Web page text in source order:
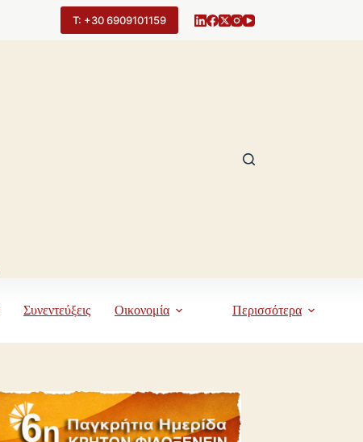
Τ: +30 6909101159
Συνεντεύξεις Οικονομία Περισσότερα